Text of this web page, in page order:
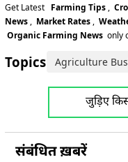
Get Latest Farming Tips ,
News , Market Rates ,
Organic Farming News only
Topics: Agriculture
जुड़िए
संबंधित ख़बरें